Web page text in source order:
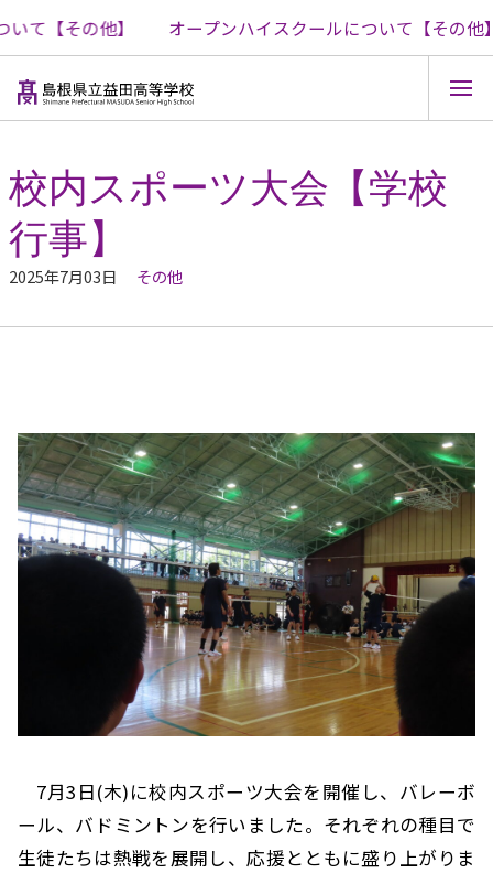
コ
テ
ン
ツ
へ
ス
キ
プ
て【その他】 オープンハイスクールについて【その他】
校内スポーツ大会【学校
行事】
2025年7月03日 その他
7月3日(木)に校内スポーツ大会を開催し、バレーボ
ール、バドミントンを行いました。それぞれの種目で
生徒たちは熱戦を展開し、応援とともに盛り上がりま